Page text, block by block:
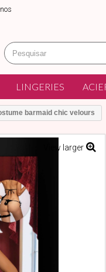
LINGERIES
barmaid chic velours
View larger